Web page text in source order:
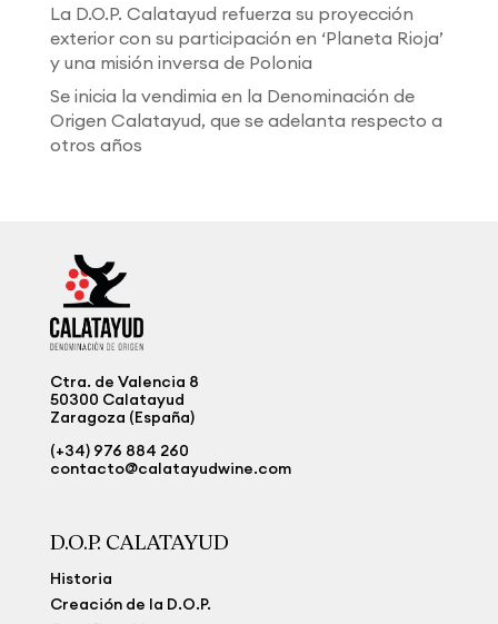
La D.O.P. Calatayud refuerza su proyección
exterior con su participación en ‘Planeta Rioja’
y una misión inversa de Polonia
Se inicia la vendimia en la Denominación de
Origen Calatayud, que se adelanta respecto a
otros años
Ctra. de Valencia 8
50300 Calatayud
Zaragoza (España)
(+34) 976 884 260
contacto@calatayudwine.com
D.O.P. CALATAYUD
Historia
Creación de la D.O.P.